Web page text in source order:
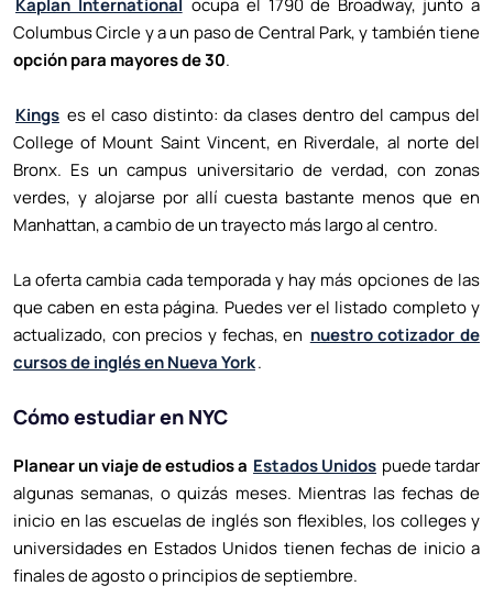
Kaplan International
ocupa el 1790 de Broadway, junto a
Columbus Circle y a un paso de Central Park, y también tiene
opción para mayores de 30.
Kings es el caso distinto: da clases dentro del campus del
College of Mount Saint Vincent, en Riverdale, al norte del
Bronx. Es un campus universitario de verdad, con zonas
verdes, y alojarse por allí cuesta bastante menos que en
Manhattan, a cambio de un trayecto más largo al centro.
La oferta cambia cada temporada y hay más opciones de las
que caben en esta página. Puedes ver el listado completo y
actualizado, con precios y fechas, en nuestro cotizador de
cursos de inglés en Nueva York.
Cómo estudiar en NYC
Planear un viaje de estudios a Estados Unidos puede tardar
algunas semanas, o quizás meses. Mientras las fechas de
inicio en las escuelas de inglés son flexibles, los colleges y
universidades en Estados Unidos tienen fechas de inicio a
finales de agosto o principios de septiembre.